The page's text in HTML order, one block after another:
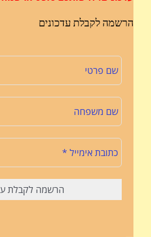
הרשמה לקבלת עדכונים